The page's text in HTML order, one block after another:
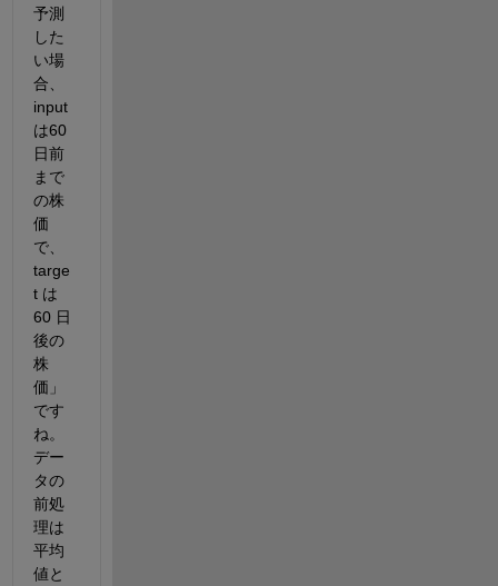
予測
した
い場
合、
input
は60
日前
まで
の株
価
で、
targe
t は
60 日
後の
株
価」
です
ね。
デー
タの
前処
理は
平均
値と